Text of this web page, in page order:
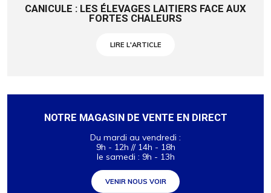
CANICULE : LES ÉLEVAGES LAITIERS FACE AUX
FORTES CHALEURS
LIRE L'ARTICLE
NOTRE MAGASIN DE VENTE EN DIRECT
Du mardi au vendredi :
9h - 12h // 14h - 18h
le samedi : 9h - 13h
VENIR NOUS VOIR